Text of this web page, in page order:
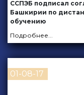
ССПЭБ подписал
Башкирии по
обучению
Подробнее...
01-08-17